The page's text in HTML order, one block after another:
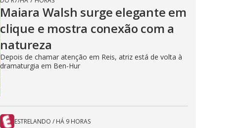
Maiara Walsh surge elegante em
clique e mostra conexão com a
natureza
Depois de chamar atenção em Reis, atriz está de volta à
dramaturgia em Ben-Hur
ESTRELANDO / HÁ 9 HORAS